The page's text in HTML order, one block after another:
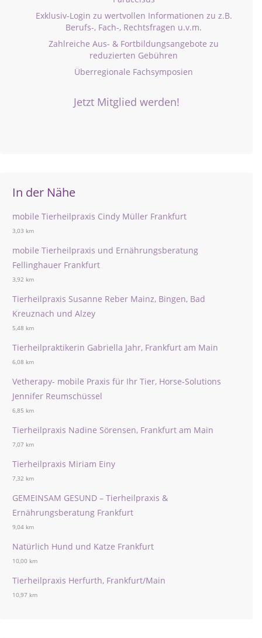
Exklusiv-Login zu wertvollen Informationen zu z.B.
Berufs-, Fach-, Rechtsfragen u.v.m.
Zahlreiche Aus- & Fortbildungsangebote zu
reduzierten Gebühren
Überregionale Fachsymposien
Jetzt Mitglied werden!
In der Nähe
mobile Tierheilpraxis Cindy Müller Frankfurt
3,03 km
mobile Tierheilpraxis und Ernährungsberatung
Fellinghauer Frankfurt
3,92 km
Tierheilpraxis Susanne Reber Mainz, Bingen, Bad
Kreuznach und Alzey
5,48 km
Tierheilpraktikerin Gabriella Jahr, Frankfurt am Main
6,08 km
Vetherapy- mobile Praxis für Ihr Tier, Horse-Solutions
Jennifer Reumschüssel
6,85 km
Tierheilpraxis Nadine Sörensen, Frankfurt am Main
7,07 km
Tierheilpraxis Miriam Einy
7,32 km
GEMEINSAM GESUND – Tierheilpraxis &
Ernährungsberatung Frankfurt
9,04 km
Natürlich Hund und Katze Frankfurt
10,00 km
Tierheilpraxis Herfurth, Frankfurt/Main
10,97 km